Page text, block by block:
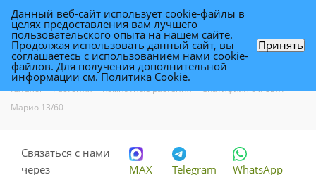
Спатифиллюм Свит Марио 13/60
Каталог - Растения - Комнатные растения - Спатифиллюм Свит
Марио 13/60
Связаться с нами
через
MAX Telegram WhatsApp
Данный веб-сайт использует cookie-файлы в
целях предоставления вам лучшего
пользовательского опыта на нашем сайте.
Продолжая использовать данный сайт, вы
соглашаетесь с использованием нами cookie-
файлов. Для получения дополнительной
информации см.Политика Cookie.
Принять